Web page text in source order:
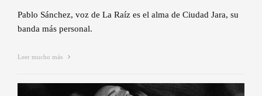
Pablo Sánchez, voz de La Raíz es el alma de Ciudad Jara, su
banda más personal.
Leer mucho más